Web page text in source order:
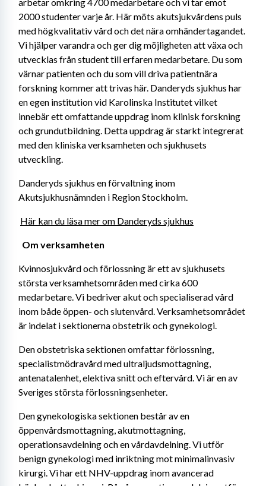
2000 studenter varje år. Här möts akutsjukvårdens puls
med högkvalitativ vård och det nära omhändertagandet.
Vi hjälper varandra och ger dig möjligheten att växa och
utvecklas från student till erfaren medarbetare. Du som
värnar patienten och du som vill driva patientnära
forskning kommer att trivas här. Danderyds sjukhus har
en egen institution vid Karolinska Institutet vilket
innebär ett omfattande uppdrag inom klinisk forskning
och grundutbildning. Detta uppdrag är starkt integrerat
med den kliniska verksamheten och sjukhusets
utveckling.
Danderyds sjukhus en förvaltning inom
Akutsjukhusnämnden i Region Stockholm.
Här kan du läsa mer om Danderyds sjukhus
Om verksamheten
Kvinnosjukvård och förlossning är ett av sjukhusets
största verksamhetsområden med cirka 600
medarbetare. Vi bedriver akut och specialiserad vård
inom både öppen- och slutenvård. Verksamhetsområdet
är indelat i sektionerna obstetrik och gynekologi.
Den obstetriska sektionen omfattar förlossning,
specialistmödravård med ultraljudsmottagning,
antenatalenhet, elektiva snitt och eftervård. Vi är en av
Sveriges största förlossningsenheter.
Den gynekologiska sektionen består av en
öppenvårdsmottagning, akutmottagning,
operationsavdelning och en vårdavdelning. Vi utför
benign gynekologi med inriktning mot minimalinvasiv
kirurgi. Vi har ett NHV-uppdrag inom avancerad